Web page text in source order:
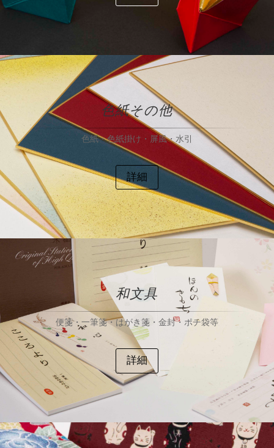
色紙その他
色紙・色紙掛け・屏風・水引
詳細
和文具
便箋・一筆箋・はがき箋・金封・ポチ袋等
詳細